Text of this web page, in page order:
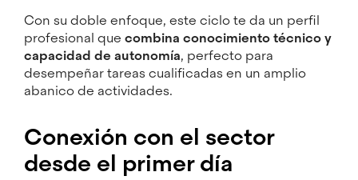
Con su doble enfoque, este ciclo te da un perfil
profesional que combina conocimiento técnico y
capacidad de autonomía, perfecto para
desempeñar tareas cualificadas en un amplio
abanico de actividades.
Conexión con el sector
desde el primer día